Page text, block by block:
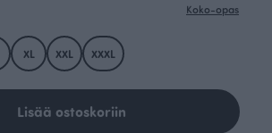
Koko-opas
XL XXL XXXL
Lisää ostoskoriin